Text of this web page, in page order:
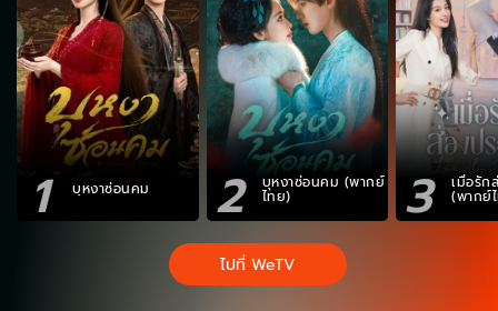
1 บุหงาซ่อนคม 2 บุหงาซ่อนคม (พากย์
ไทย) 3 เมื่อรัก
(พากย์
ไปที่ WeTV